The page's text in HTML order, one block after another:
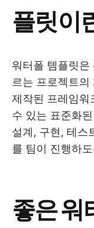
플릿이
워터폴 템플릿
르는 프로젝트
제작된 프레임워
수 있는 표준화
설계, 구현, 테스
를 팀이 진행하
좋은 워